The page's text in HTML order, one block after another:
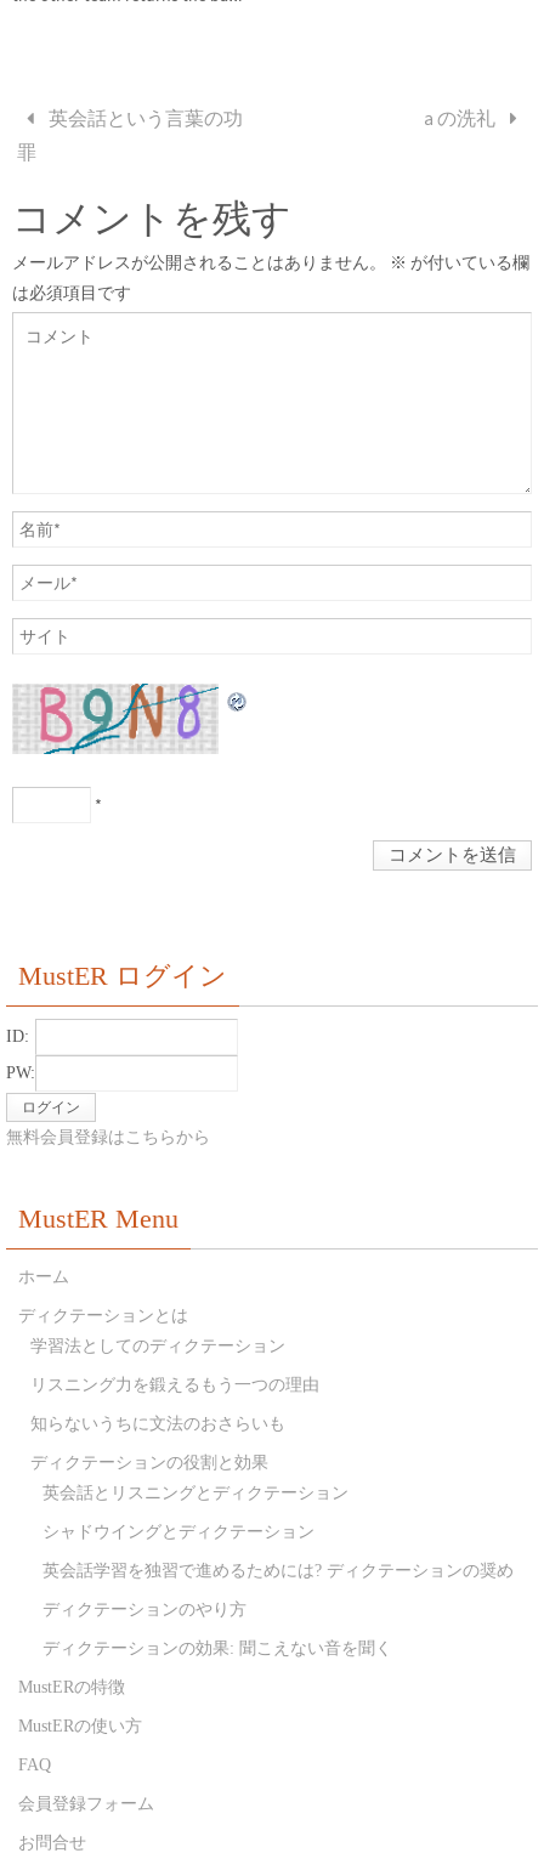
英会話という言葉の功
罪
a の洗礼
コメントを残す
メールアドレスが公開されることはありません。 ※ が付いている欄
は必須項目です
*
MustER ログイン
ID:
PW:
無料会員登録はこちらから
MustER Menu
ホーム
ディクテーションとは
学習法としてのディクテーション
リスニング力を鍛えるもう一つの理由
知らないうちに文法のおさらいも
ディクテーションの役割と効果
英会話とリスニングとディクテーション
シャドウイングとディクテーション
英会話学習を独習で進めるためには? ディクテーションの奨め
ディクテーションのやり方
ディクテーションの効果: 聞こえない音を聞く
MustERの特徴
MustERの使い方
FAQ
会員登録フォーム
お問合せ